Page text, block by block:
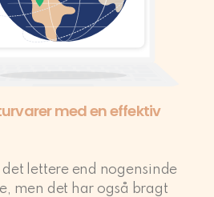
med en effektiv
lettere end nogensinde
men det har også bragt